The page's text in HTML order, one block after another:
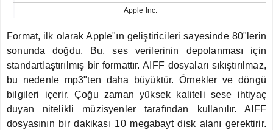
Apple Inc.
Format, ilk olarak Apple"ın geliştiricileri sayesinde 80"lerin
sonunda doğdu. Bu, ses verilerinin depolanması için
standartlaştırılmış bir formattır. AIFF dosyaları sıkıştırılmaz,
bu nedenle mp3"ten daha büyüktür. Örnekler ve döngü
bilgileri içerir. Çoğu zaman yüksek kaliteli sese ihtiyaç
duyan nitelikli müzisyenler tarafından kullanılır. AIFF
dosyasının bir dakikası 10 megabayt disk alanı gerektirir.